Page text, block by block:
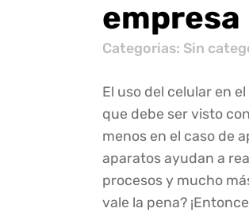
empresa
Categorias: Sin
El uso del celular en
que debe ser visto
menos en el caso de
aparatos ayudan a
procesos y mucho
vale la pena?